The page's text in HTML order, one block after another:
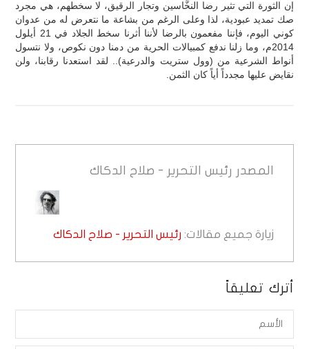
إن الثورة التي تثير رضا النخَّاسين وتجار الرقيق، لا سخطهم، هي مجرد
صك تمديد عبودية، لذا وعلى الرغم من بشاعة ما نتعرض له من عدوان
كوني اليوم، فإننا مفعمون بالرضا لأننا أثرنا سخط الجلاد في 21 أيلول
2014م، وما زلنا ندفع كمبيالات الحرية من دمنا دون نكوص، ولا نتسول
أنواط الشرعية من (وول ستريت والدرعية).. لقد استعدنا رقابنا، ولن
نقايض عليها مجدداً أياً كان الثمن.
المصدر رئيس التحرير - صلاح الدكاك
زيارة جميع مقالات: رئيس التحرير - صلاح الدكاك
أترك تعليقاً